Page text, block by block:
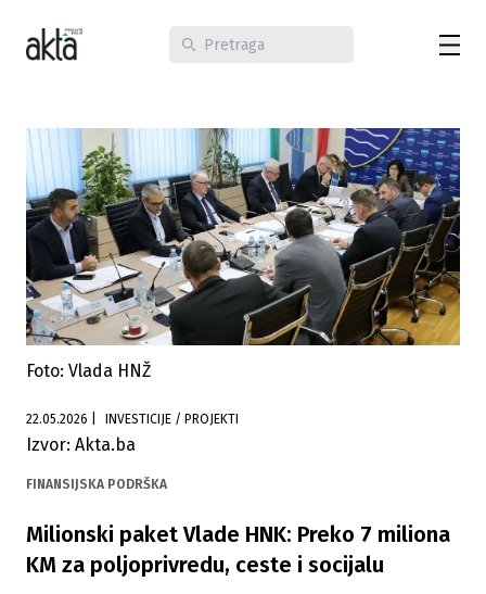
Foto: Vlada HNŽ
22.05.2026 INVESTICIJE / PROJEKTI
Izvor: Akta.ba
FINANSIJSKA PODRŠKA
Milionski paket Vlade HNK: Preko 7 miliona
KM za poljoprivredu, ceste i socijalu